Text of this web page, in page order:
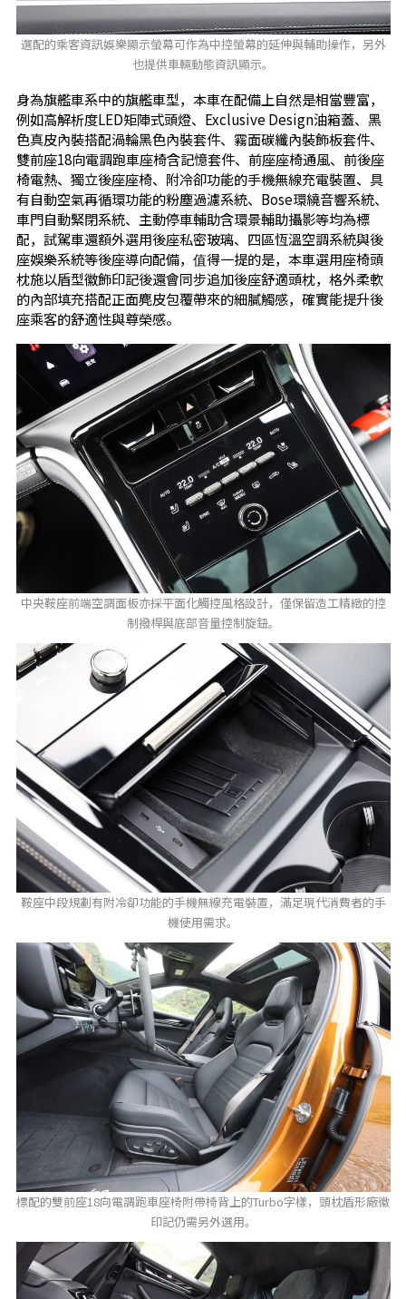
選配的乘客資訊娛樂顯示螢幕可作為中控螢幕的延伸與輔助操作，另外
也提供車輛動態資訊顯示。
身為旗艦車系中的旗艦車型，本車在配備上自然是相當豐富，
例如高解析度LED矩陣式頭燈、Exclusive Design油箱蓋、黑
色真皮內裝搭配渦輪黑色內裝套件、霧面碳纖內裝飾板套件、
雙前座18向電調跑車座椅含記憶套件、前座座椅通風、前後座
椅電熱、獨立後座座椅、附冷卻功能的手機無線充電裝置、具
有自動空氣再循環功能的粉塵過濾系統、Bose環繞音響系統、
車門自動緊閉系統、主動停車輔助含環景輔助攝影等均為標
配，試駕車還額外選用後座私密玻璃、四區恆溫空調系統與後
座娛樂系統等後座導向配備，值得一提的是，本車選用座椅頭
枕施以盾型徽飾印記後還會同步追加後座舒適頭枕，格外柔軟
的內部填充搭配正面麂皮包覆帶來的細膩觸感，確實能提升後
座乘客的舒適性與尊榮感。
中央鞍座前端空調面板亦採平面化觸控風格設計，僅保留造工精緻的控
制撥桿與底部音量控制旋鈕。
鞍座中段規劃有附冷卻功能的手機無線充電裝置，滿足現代消費者的手
機使用需求。
標配的雙前座18向電調跑車座椅附帶椅背上的Turbo字樣，頭枕盾形廠徽
印記仍需另外選用。